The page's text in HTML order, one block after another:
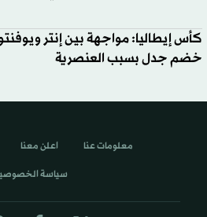
كأس إيطاليا: مواجهة بين إنتر
خضم جدل بسبب العنصرية
معلومات عنا اعلن معنا
سياسة